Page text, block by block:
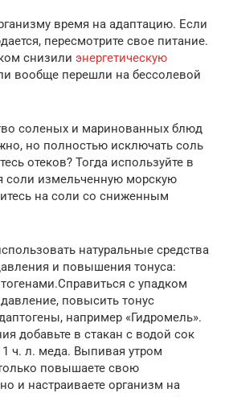
время на адаптацию. Если
пересмотрите свое питание.
снизили энергетическую
вообще перешли на бессолевой
соленых и маринованных блюд
но полностью исключать соль
отеков? Тогда используйте в
соли измельченную морскую
на соли со сниженным
натуральные средства
и повышения тонуса:
с упадком
повысить тонус
например «Гидромель».
добавьте в стакан с водой сок
ч. л. меда. Выпивая утром
повышаете свою
и настраиваете организм на